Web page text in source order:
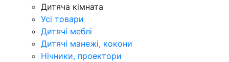
Дитяча кімната
Усі товари
Дитячі меблі
Дитячі манежі, кокони
Нічники, проектори